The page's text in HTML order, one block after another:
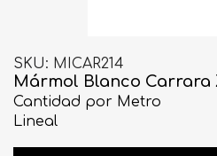
SKU MICAR214
Mármol Blanco Carrara
Cantidad por Metro
Lineal